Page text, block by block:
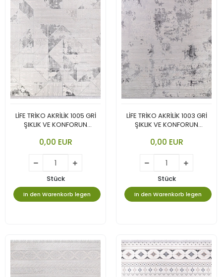
LİFE TRİKO AKRİLİK 1005 GRİ
ŞIKLIK VE KONFORUN
0,00 EUR
Stück
In den Warenkorb legen
LİFE TRİKO AKRİLİK 1003 GRİ
ŞIKLIK VE KONFORUN
0,00 EUR
Stück
In den Warenkorb legen